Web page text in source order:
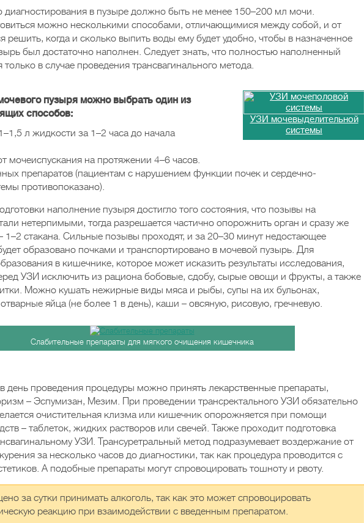
диагностирования в пузыре должно быть не менее 150–200 мл мочи.
можно несколькими способами, отличающимися между собой, и от
решить, когда и сколько выпить воды ему будет удобно, чтобы в назначенное
был достаточно наполнен. Следует знать, что полностью наполненный
только в случае проведения трансвагинального метода.
УЗИ мочевыделительной
системы
пузыря можно выбрать один из
способов:
л жидкости за 1–2 часа до начала
мочеиспускания на протяжении 4–6 часов.
препаратов (пациентам с нарушением функции почек и сердечно-
противопоказано).
наполнение пузыря достигло того состояния, что позывы на
нетерпимыми, тогда разрешается частично опорожнить орган и сразу же
1–2 стакана. Сильные позывы проходят, и за 20–30 минут недостающее
образовано почками и транспортировано в мочевой пузырь. Для
в кишечнике, которое может исказить результаты исследования,
УЗИ исключить из рациона бобовые, сдобу, сырые овощи и фрукты, а также
Можно кушать нежирные виды мяса и рыбы, супы на их бульонах,
яйца (не более 1 в день), каши – овсяную, рисовую, гречневую.
Слабительные препараты для мягкого очищения кишечника
день проведения процедуры можно принять лекарственные препараты,
– Эспумизан, Мезим. При проведении трансректального УЗИ обязательно
очистительная клизма или кишечник опорожняется при помощи
– таблеток, жидких растворов или свечей. Также проходит подготовка
УЗИ. Трансуретральный метод подразумевает воздержание от
за несколько часов до диагностики, так как процедура проводится с
А подобные препараты могут спровоцировать тошноту и рвоту.
за сутки принимать алкоголь, так как это может спровоцировать
реакцию при взаимодействии с введенным препаратом.